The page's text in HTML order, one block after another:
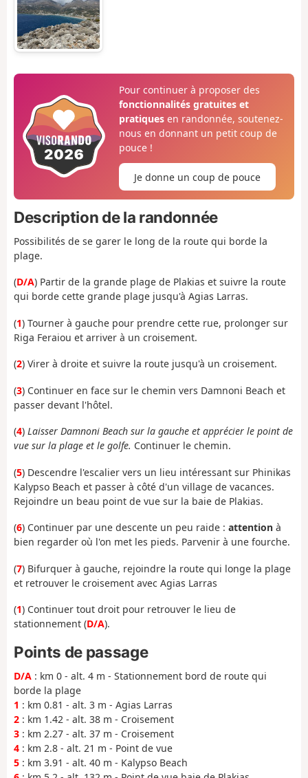
Pour continuer à proposer des
fonctionnalités gratuites et
pratiquesen randonnée, soutenez-
nous en donnant un petit coup de
pouce !
Je donne un coup de pouce
Description de la randonnée
Possibilités de se garer le long de la route qui borde la
plage.
(D/A) Partir de la grande plage de Plakias et suivre la route
qui borde cette grande plage jusqu'à Agias Larras.
(1) Tourner à gauche pour prendre cette rue, prolonger sur
Riga Feraiou et arriver à un croisement.
(2) Virer à droite et suivre la route jusqu'à un croisement.
(3) Continuer en face sur le chemin vers Damnoni Beach et
passer devant l'hôtel.
(4) Laisser Damnoni Beach sur la gauche et apprécier le point de
vue sur la plage et le golfe. Continuer le chemin.
(5) Descendre l'escalier vers un lieu intéressant sur Phinikas
Kalypso Beach et passer à côté d'un village de vacances.
Rejoindre un beau point de vue sur la baie de Plakias.
(6) Continuer par une descente un peu raide : attention à
bien regarder où l'on met les pieds. Parvenir à une fourche.
(7) Bifurquer à gauche, rejoindre la route qui longe la plage
et retrouver le croisement avec Agias Larras
(1) Continuer tout droit pour retrouver le lieu de
stationnement (D/A).
Points de passage
D/A : km 0 - alt. 4 m - Stationnement bord de route qui
borde la plage
1 : km 0.81 - alt. 3 m - Agias Larras
2 : km 1.42 - alt. 38 m - Croisement
3 : km 2.27 - alt. 37 m - Croisement
4 : km 2.8 - alt. 21 m - Point de vue
5 : km 3.91 - alt. 40 m - Kalypso Beach